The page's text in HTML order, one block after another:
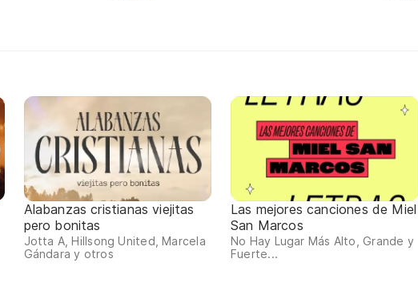
Alabanzas cristianas viejitas
pero bonitas
Jotta A, Hillsong United, Marcela
Gándara y otros
Las mejores canciones de Miel
San Marcos
No Hay Lugar Más Alto, Grande y
Fuerte...